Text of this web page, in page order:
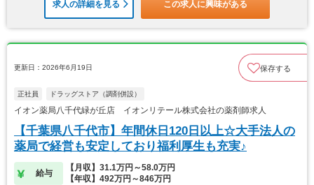
求人の詳細を見る この求人に興味がある
更新日：2026年6月19日 保存する
正社員 ドラッグストア（調剤併設）
イオン薬局八千代緑が丘店 イオンリテール株式会社の薬剤師求人
【千葉県八千代市】年間休日120日以上☆大手法人の
薬局で経営も安定しており福利厚生も充実♪
給与
【月収】31.1万円～58.0万円
【年収】492万円～846万円